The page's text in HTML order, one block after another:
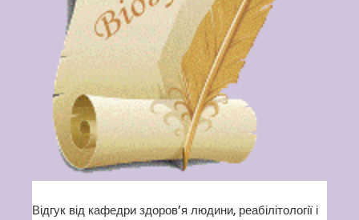
Відгук від кафедри здоров’я людини, реабілітології і